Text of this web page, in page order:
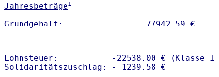
Jahresbeträge1
Lohnsteuer:           -22538.00 € (Klasse I)
Solidaritätszuschlag: - 1239.58 €